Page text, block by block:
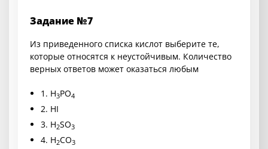
Задание №7
Из приведенного списка кислот выберите те,
которые относятся к неустойчивым. Количество
верных ответов может оказаться любым
1. H3PO4
2. HI
3. H2SO3
4. H2CO3